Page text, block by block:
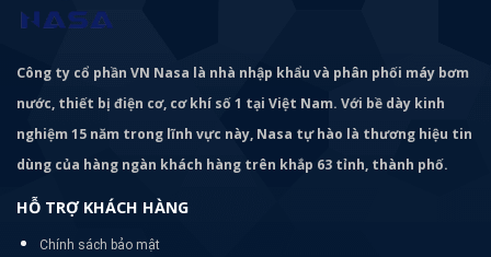
Công ty cổ phần VN Nasa là nhà nhập khẩu và phân phối máy bơm
nước, thiết bị điện cơ, cơ khí số 1 tại Việt Nam. Với bề dày kinh
nghiệm 15 năm trong lĩnh vực này, Nasa tự hào là thương hiệu tin
dùng của hàng ngàn khách hàng trên khắp 63 tỉnh, thành phố.
HỖ TRỢ KHÁCH HÀNG
Chính sách bảo mật